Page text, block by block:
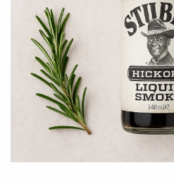
Vista!